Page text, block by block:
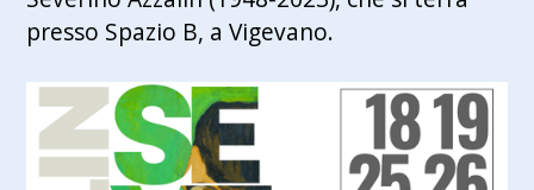
presso Spazio B, a Vigevano.